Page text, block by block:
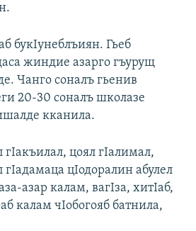
букIунеблъиян. Гьеб
жиндие азарго гъурущ
Чанго соналъ гьенив
20-30 соналъ школазе
кканила.
гIакъилал, цоял гIалимал,
цIодоралин абулел
азар калам, вагIза, хитIаб,
калам чIобогояб батнила,